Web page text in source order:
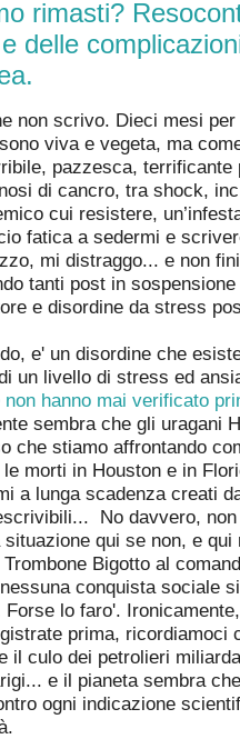
rimasti?
delle
non scrivo. Dieci mesi
viva e vegeta, ma
pazzesca,
di cancro, tra shock,
cui resistere,
fatica a sedermi e
mi distraggo... e non
tanti post in
e disordine da stress
e' un disordine che
un livello di stress ed
hanno mai verificato
sembra che gli uragani
che stiamo affrontando
le morti in Houston e in
a lunga scadenza creati
No davvero,
situazione qui se non, e
Bigotto al
conquista sociale
lo faro'.
prima, ricordiamoci
il culo dei petrolieri
e il pianeta sembra
ogni indicazione